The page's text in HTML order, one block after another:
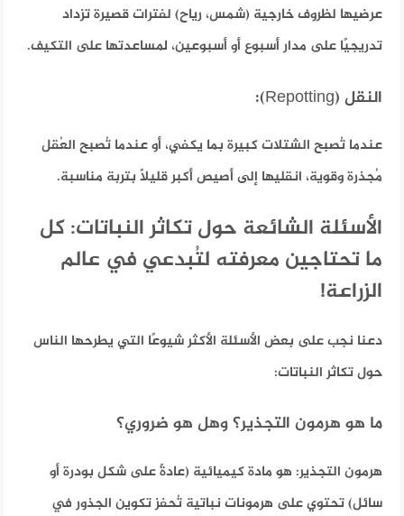
عرضيها لظروف خارجية (شمس، رياح) لفترات قصيرة تزداد
تدريجيًا على مدار أسبوع أو أسبوعين، لمساعدتها على التكيف.
النقل (Repotting):
عندما تُصبح الشتلات كبيرة بما يكفي، أو عندما تُصبح العُقل
مُجذرة وقوية، انقليها إلى أصيص أكبر قليلًا بتربة مناسبة.
الأسئلة الشائعة حول تكاثر النباتات: كل
ما تحتاجين معرفته لتُبدعي في عالم
الزراعة!
دعنا نجب على بعض الأسئلة الأكثر شيوعًا التي يطرحها الناس
حول تكاثر النباتات:
ما هو هرمون التجذير؟ وهل هو ضروري؟
هرمون التجذير: هو مادة كيميائية (عادةً على شكل بودرة أو
سائل) تحتوي على هرمونات نباتية تُحفز تكوين الجذور في